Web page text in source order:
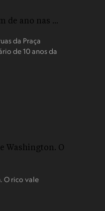
da Praça
de 10 anos da
O rico vale